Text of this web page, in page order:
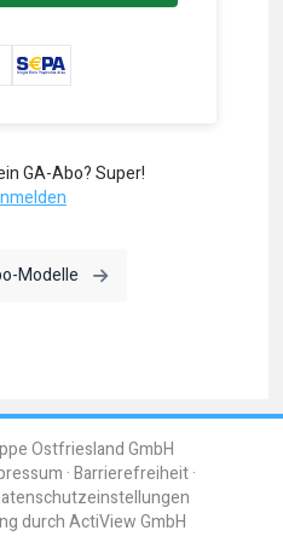
GA-Abo? Super!
Modelle
Ostfriesland GmbH
Barrierefreiheit
durchActiView GmbH